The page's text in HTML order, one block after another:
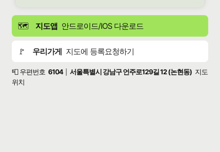
🗺️ 지도앱 안드로이드/IOS 다운로드
🚩 우리가게 지도에 등록요청하기
📮 우편번호 6104 서울특별시 강남구 언주로129길 12 (논현동) 지도
위치